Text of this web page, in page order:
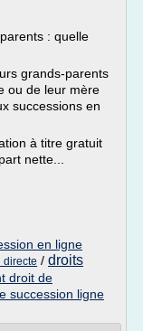
: quelle
grands-parents
ou de leur mère
successions en
à titre gratuit
nette...
en ligne
directe / droits
droit de
succession ligne